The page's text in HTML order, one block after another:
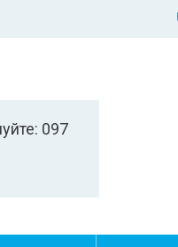
097